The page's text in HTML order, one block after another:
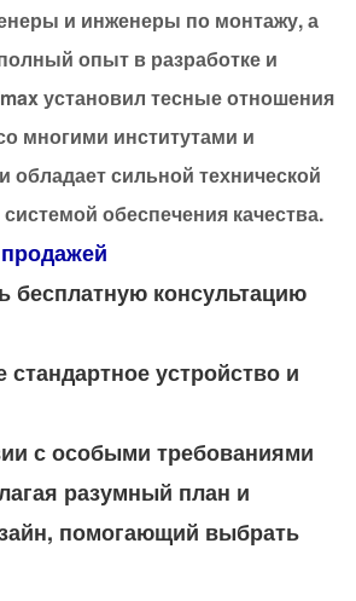
и инженеры по монтажу, а
опыт в разработке и
установил тесные отношения
многими институтами и
обладает сильной технической
обеспечения качества.
бесплатную консультацию
стандартное устройство и
с особыми требованиями
разумный план и
помогающий выбрать